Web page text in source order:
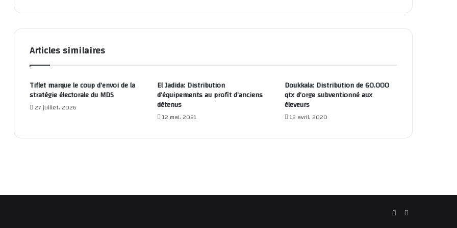
Articles similaires
Tiflet marque le coup d’envoi de la
stratégie électorale du MDS
27 juillet، 2026
El Jadida: Distribution
d’équipements au profit d’anciens
détenus
12 mai، 2021
Doukkala: Distribution de 60.000
qtx d’orge subventionné aux
éleveurs
12 avril، 2020
Facebook